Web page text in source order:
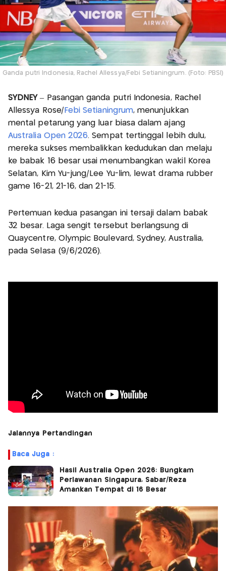
Ganda putri Indonesia, Rachel Allessya/Febi Setianingrum. (Foto: PBSI)
SYDNEY– Pasangan ganda putri Indonesia, Rachel
Allessya Rose/ Febi Setianingrum, menunjukkan
mental petarung yang luar biasa dalam ajang
Australia Open 2026. Sempat tertinggal lebih dulu,
mereka sukses membalikkan kedudukan dan melaju
ke babak 16 besar usai menumbangkan wakil Korea
Selatan, Kim Yu-jung/Lee Yu-lim, lewat drama rubber
game 16-21, 21-16, dan 21-15.
Pertemuan kedua pasangan ini tersaji dalam babak
32 besar. Laga sengit tersebut berlangsung di
Quaycentre, Olympic Boulevard, Sydney, Australia,
pada Selasa (9/6/2026).
Jalannya Pertandingan
Baca Juga :
Hasil Australia Open 2026: Bungkam
Perlawanan Singapura, Sabar/Reza
Amankan Tempat di 16 Besar